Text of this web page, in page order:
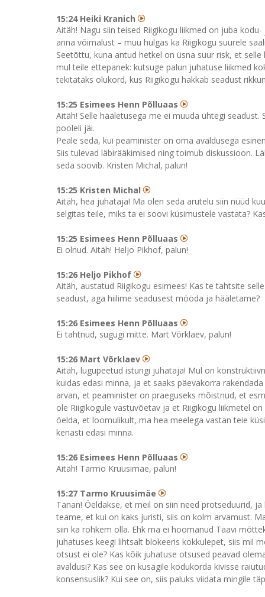
15:24 Heiki Kranich
Aitäh! Nagu siin teised Riigikogu liikmed on juba
anna võimalust – muu hulgas ka Riigikogu suurele
Seetõttu, kuna antud hetkel on üsna suur risk, et
mul teile ettepanek: kutsuge palun juhatuse liikmed
tekitataks olukord, kus Riigikogu hakkab seadust
15:25 Esimees Henn Põlluaas
Aitäh! Selle hääletusega me ei muuda ühtegi
pooleli jäi.
Peale seda, kui peaminister on oma avaldusega
Siis tulevad läbirääkimised ning toimub diskussioon.
seda soovib. Kristen Michal, palun!
15:25 Kristen Michal
Aitäh, hea juhataja! Ma olen seda arutelu siin nüüd
selgitas teile, miks ta ei soovi küsimustele vastata?
15:25 Esimees Henn Põlluaas
Ei olnud. Aitäh! Heljo Pikhof, palun!
15:26 Heljo Pikhof
Aitäh, austatud Riigikogu esimees! Kas te tahtsite
seadust, aga hiilime seadusest mööda ja hääletame?
15:26 Esimees Henn Põlluaas
Ei tahtnud, sugugi mitte. Mart Võrklaev, palun!
15:26 Mart Võrklaev
Aitäh, lugupeetud istungi juhataja! Mul on
kuidas edasi minna, ja et saaks päevakorra
arvan, et peaminister on praeguseks mõistnud, et
ole Riigikogule vastuvõetav ja et Riigikogu liikmetel
öelda, et loomulikult, ma hea meelega vastan teie
kenasti edasi minna.
15:26 Esimees Henn Põlluaas
Aitäh! Tarmo Kruusimäe, palun!
15:27 Tarmo Kruusimäe
Tänan! Öeldakse, et meil on siin need protseduurid,
teame, et kui on kaks juristi, siis on kolm arvamust.
siin ka rohkem olla. Ehk ma ei hoomanud Taavi
juhatuses keegi lihtsalt blokeeris kokkulepet, siis mil
otsust ei ole? Kas kõik juhatuse otsused peavad
avaldusi? Kas see on kusagile kodukorda kivisse
konsensuslik? Kui see on, siis paluks viidata mingile